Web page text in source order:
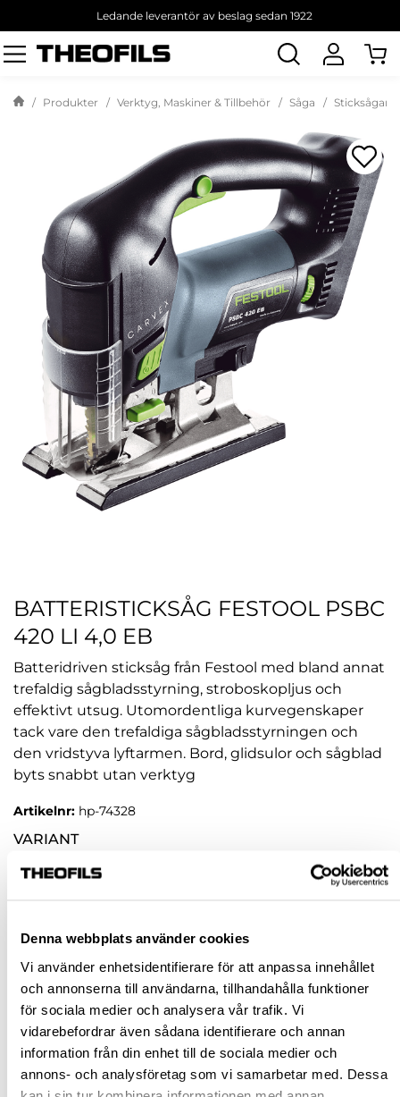
Denna webbplats använder cookies
Vi använder enhetsidentifierare för att anpassa innehållet
och annonserna till användarna, tillhandahålla funktioner
för sociala medier och analysera vår trafik. Vi
vidarebefordrar även sådana identifierare och annan
information från din enhet till de sociala medier och
annons- och analysföretag som vi samarbetar med. Dessa
Ledande leverantör av beslag sedan 1922
Sök
produkt
Produkter Verktyg, Maskiner & Tillbehör Såga Sticksågar
BATTERISTICKSÅG FESTOOL PSBC
420 LI 4,0 EB
Batteridriven sticksåg från Festool med bland annat
trefaldig sågbladsstyrning, stroboskopljus och
effektivt utsug. Utomordentliga kurvegenskaper
tack vare den trefaldiga sågbladsstyrningen och
den vridstyva lyftarmen. Bord, glidsulor och sågblad
byts snabbt utan verktyg
Artikelnr: hp-74328
VARIANT
STICKSÅG 18 V PSBC 420 EB-BASIC CARVEX
Rensa val
st
VÄLJ VARIANT